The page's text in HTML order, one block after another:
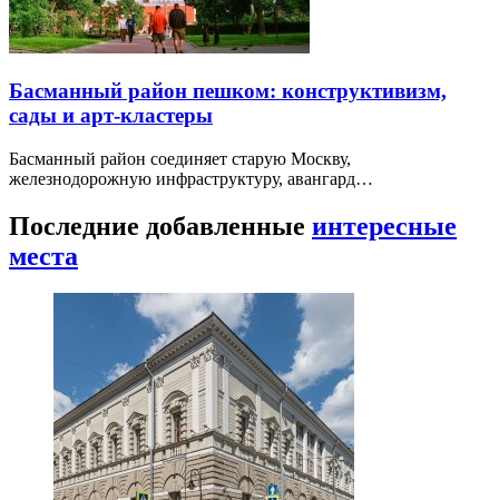
Басманный район пешком: конструктивизм,
сады и арт-кластеры
Басманный район соединяет старую Москву,
железнодорожную инфраструктуру, авангард…
Последние добавленные интересные
места